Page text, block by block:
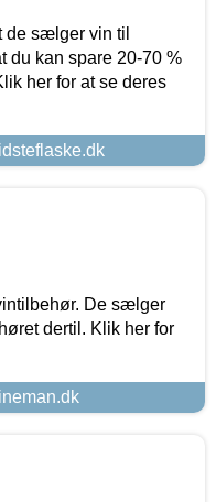
de sælger vin til
du kan spare 20-70 %
her for at se deres
De sælger
dertil. Klik her for